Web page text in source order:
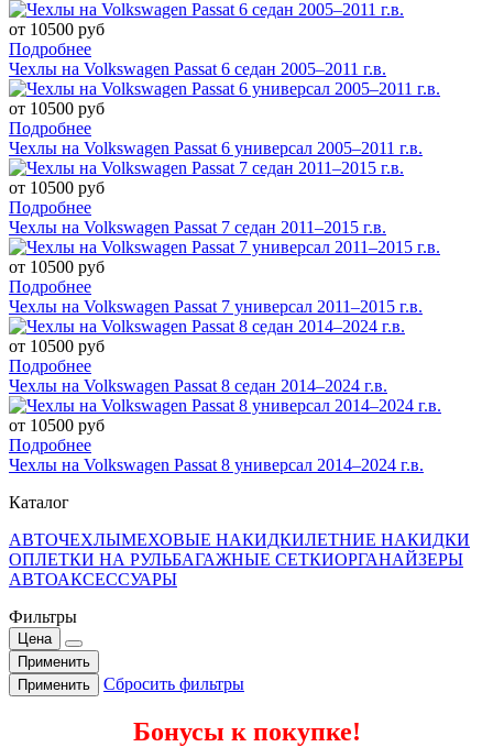
от 10500 руб
Подробнее
Чехлы на Volkswagen Passat 6 седан 2005–2011 г.в.
от 10500 руб
Подробнее
Чехлы на Volkswagen Passat 6 универсал 2005–2011 г.в.
от 10500 руб
Подробнее
Чехлы на Volkswagen Passat 7 седан 2011–2015 г.в.
от 10500 руб
Подробнее
Чехлы на Volkswagen Passat 7 универсал 2011–2015 г.в.
от 10500 руб
Подробнее
Чехлы на Volkswagen Passat 8 седан 2014–2024 г.в.
от 10500 руб
Подробнее
Чехлы на Volkswagen Passat 8 универсал 2014–2024 г.в.
Каталог
АВТОЧЕХЛЫМЕХОВЫЕ НАКИДКИЛЕТНИЕ НАКИДКИ
ОПЛЕТКИ НА РУЛЬБАГАЖНЫЕ СЕТКИОРГАНАЙЗЕРЫ
АВТОАКСЕССУАРЫ
Фильтры
Цена
Применить
Применить
Сбросить фильтры
Бонусы к покупке!